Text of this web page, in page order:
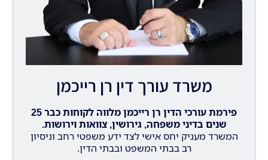
משרד עורך דין רן רייכמן
פירמת עורכי הדין רן רייכמן מלווה לקוחות כבר 25
שנים בדיני משפחה, גירושין, צוואות וירושות.
המשרד מעניק יחס אישי לצד ידע משפטי רחב וניסיון
רב בבתי המשפט ובבתי הדין.